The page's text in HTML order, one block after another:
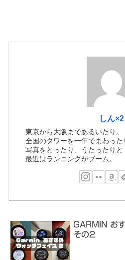
しん×2
東京から大阪まであるいたり。
全国のタワーを一年でまわった
写真をとったり、うたったりと
最近はランニングがブーム。
GARMIN お
その2